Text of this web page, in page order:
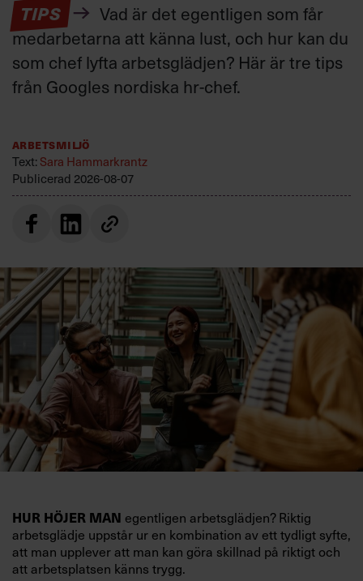
TIPS
Vad är det egentligen som får
medarbetarna att känna lust, och hur kan du
som chef lyfta arbetsglädjen? Här är tre tips
från Googles nordiska hr-chef.
Arbetsmiljö
Text:Sara Hammarkrantz
Publicerad 2026-08-07
HUR HÖJER MAN egentligen arbetsglädjen? Riktig
arbetsglädje uppstår ur en kombination av ett tydligt syfte,
att man upplever att man kan göra skillnad på riktigt och
att arbetsplatsen känns trygg.